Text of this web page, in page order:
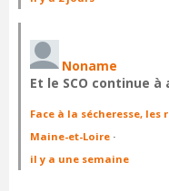
Noname
Et le SCO continue
Face à la sécheresse,
Maine-et-Loire ·
il y a une semaine